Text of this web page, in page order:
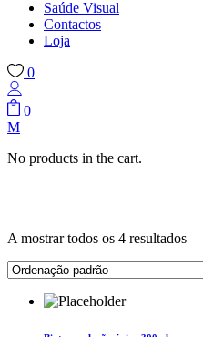
Saúde Visual
Contactos
Loja
0
0
No products in the cart.
A mostrar todos os 4 resultados